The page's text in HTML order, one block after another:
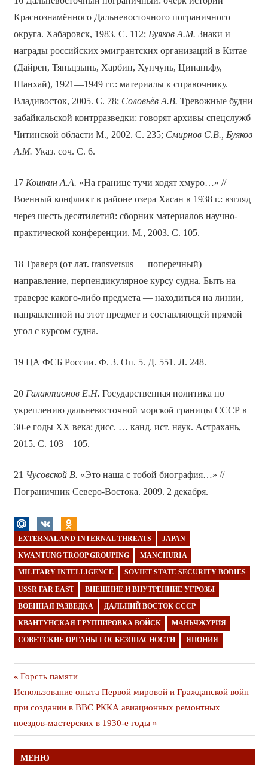
Краснознамённого Дальневосточного пограничного
округа. Хабаровск, 1983. С. 112; Буяков А.М. Знаки и
награды российских эмигрантских организаций в Китае
(Дайрен, Тяньцзынь, Харбин, Хунчунь, Цинаньфу,
Шанхай), 1921—1949 гг.: материалы к справочнику.
Владивосток, 2005. С. 78; Соловьёв А.В. Тревожные будни
забайкальской контрразведки: говорят архивы спецслужб
Читинской области М., 2002. С. 235; Смирнов С.В., Буяков
А.М. Указ. соч. С. 6.
17 Кошкин А.А. «На границе тучи ходят хмуро…» //
Военный конфликт в районе озера Хасан в 1938 г.: взгляд
через шесть десятилетий: сборник материалов научно-
практической конференции. М., 2003. С. 105.
18 Траверз (от лат. transversus — поперечный)
направление, перпендикулярное курсу судна. Быть на
траверзе какого-либо предмета — находиться на линии,
направленной на этот предмет и составляющей прямой
угол с курсом судна.
19 ЦА ФСБ России. Ф. 3. Оп. 5. Д. 551. Л. 248.
20 Галактионов Е.Н. Государственная политика по
укреплению дальневосточной морской границы СССР в
30-е годы ХХ века: дисс. … канд. ист. наук. Астрахань,
2015. С. 103—105.
21 Чусовской В. «Это наша с тобой биография…» //
Пограничник Северо-Востока. 2009. 2 декабря.
EXTERNAL AND INTERNAL THREATS JAPAN
KWANTUNG TROOP GROUPING MANCHURIA
MILITARY INTELLIGENCE SOVIET STATE SECURITY BODIES
USSR FAR EAST ВНЕШНИЕ И ВНУТРЕННИЕ УГРОЗЫ
ВОЕННАЯ РАЗВЕДКА ДАЛЬНИЙ ВОСТОК СССР
КВАНТУНСКАЯ ГРУППИРОВКА ВОЙСК МАНЬЧЖУРИЯ
СОВЕТСКИЕ ОРГАНЫ ГОСБЕЗОПАСНОСТИ ЯПОНИЯ
Навигация
по
записям
Предыдущая
публикация
Горсть памяти
Следующая
публикация
Использование опыта Первой мировой и Гражданской войн
при создании в ВВС РККА авиационных ремонтных
поездов-мастерских в 1930-е годы
МЕНЮ